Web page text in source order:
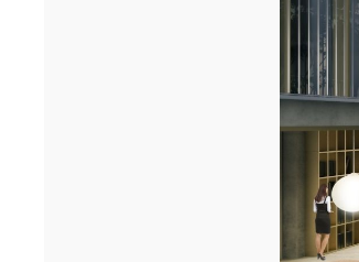
Nos logements bioclimatiques pour les
Cheikh Anta Diop de Dakar remportent le